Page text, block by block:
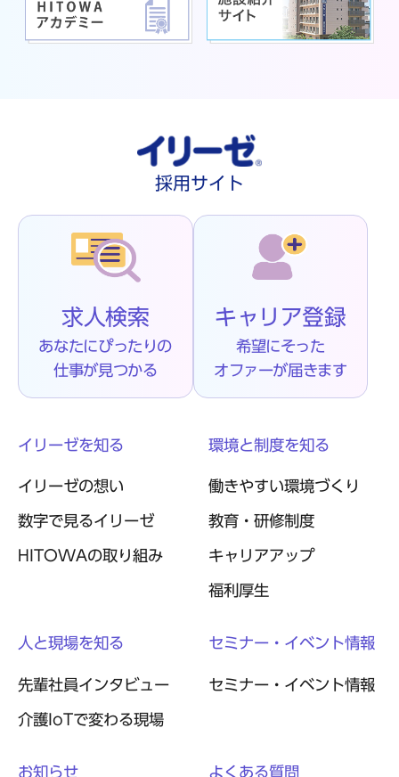
採用サイト
求人検索
あなたにぴったりの
仕事が見つかる
キャリア登録
希望にそった
オファーが届きます
イリーゼを知る
イリーゼの想い
数字で見るイリーゼ
HITOWAの取り組み
環境と制度を知る
働きやすい環境づくり
教育・研修制度
キャリアアップ
福利厚生
人と現場を知る
先輩社員インタビュー
介護IoTで変わる現場
セミナー・イベント情報
セミナー・イベント情報
お知らせ よくある質問